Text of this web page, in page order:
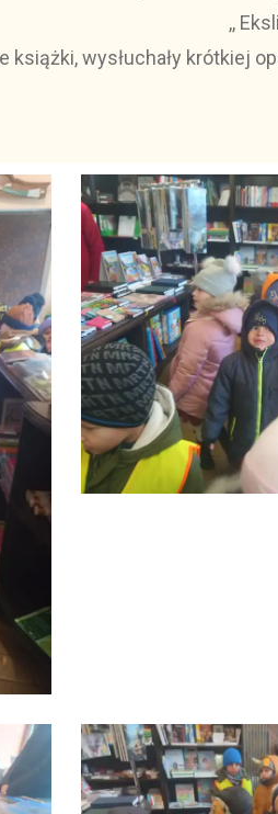
,,
książki, wysłuchały krótkiej